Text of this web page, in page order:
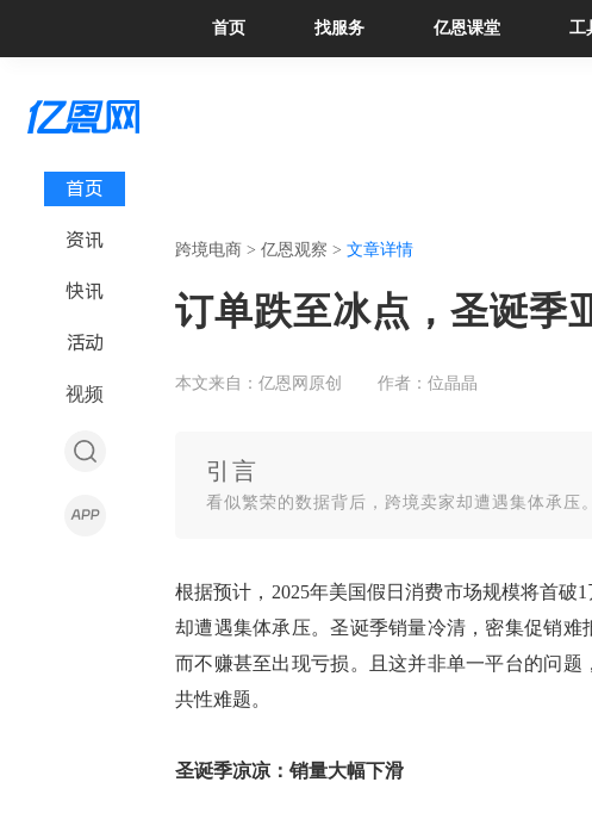
首页 找服务 亿恩课堂 工
首页
资讯
快讯
活动
视频
跨境电商 > 亿恩观察 > 文章详情
订单跌至冰点，圣诞季
本文来自：亿恩网原创 作者：位晶晶
引言
看似繁荣的数据背后，跨境卖家却遭遇集体承压。
根据预计， 2025年美国假日消费市场规模将首破
却遭遇集体承压。圣诞季销量冷清，密集促销难
而不赚甚至出现亏损。 且这并非单一平台的问题，
共性难题。
圣诞季凉凉： 销量大幅下滑